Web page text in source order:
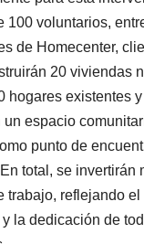
100 voluntarios,
de Homecenter,
20 viviendas
hogares existentes y
un espacio
punto de
total, se invertirán
trabajo, reflejando el
la dedicación de